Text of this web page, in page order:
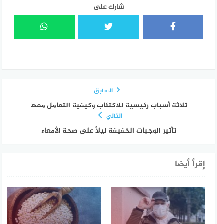
شارك على
السابق
ثلاثة أسباب رئيسية للاكتئاب وكيفية التعامل معها
التالي
تأثير الوجبات الخفيفة ليلاً على صحة الأمعاء
إقرأ أيضا